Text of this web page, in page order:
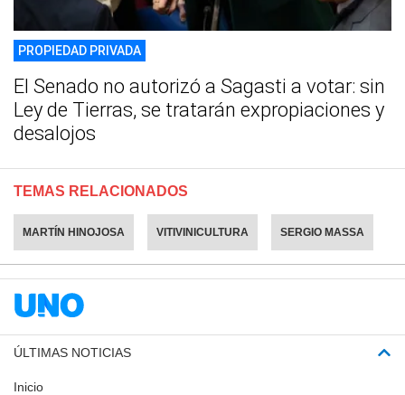
PROPIEDAD PRIVADA
El Senado no autorizó a Sagasti a votar: sin
Ley de Tierras, se tratarán expropiaciones y
desalojos
TEMAS RELACIONADOS
MARTÍN HINOJOSA VITIVINICULTURA SERGIO MASSA
ÚLTIMAS NOTICIAS
Inicio